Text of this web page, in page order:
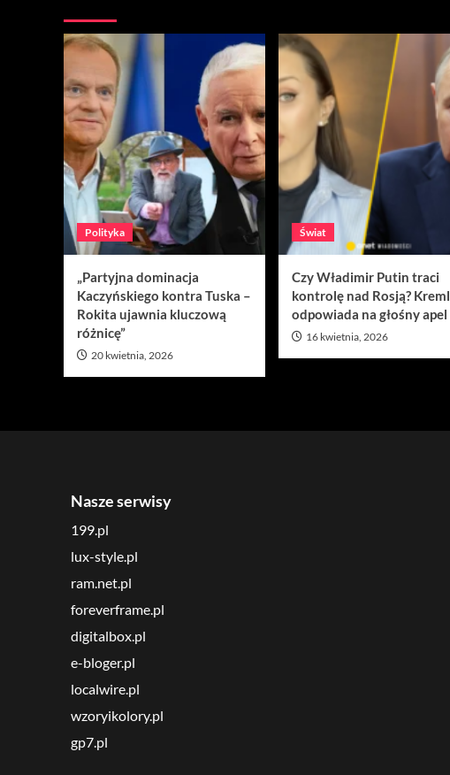
Polityka
„Partyjna dominacja
Kaczyńskiego kontra Tuska –
Rokita ujawnia kluczową
różnicę”
20 kwietnia, 2026
Świat
Czy Władimir Putin traci
kontrolę nad Rosją? Kreml
odpowiada na głośny apel
16 kwietnia, 2026
Nasze serwisy
199.pl
lux-style.pl
ram.net.pl
foreverframe.pl
digitalbox.pl
e-bloger.pl
localwire.pl
wzoryikolory.pl
gp7.pl